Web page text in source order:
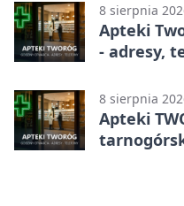
8 sierpnia
Apteki
- adresy,
8 sierpnia
Apteki